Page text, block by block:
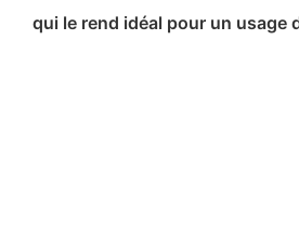
qui le rend idéal pour un usage